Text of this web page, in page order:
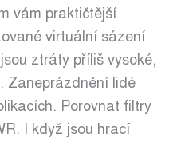
vám praktičtější
virtuální sázení
ztráty příliš vysoké,
Zaneprázdnění lidé
Porovnat filtry
I když jsou hrací